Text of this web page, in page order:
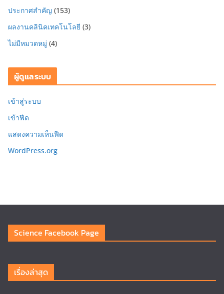
ประกาศสำคัญ (153)
ผลงานคลินิคเทคโนโลยี (3)
ไม่มีหมวดหมู่ (4)
ผู้ดูแลระบบ
เข้าสู่ระบบ
เข้าฟีด
แสดงความเห็นฟีด
WordPress.org
Science Facebook Page
เรื่องล่าสุด